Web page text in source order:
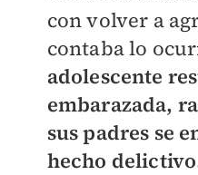
con volver a
contaba lo
adolescente
embarazada,
sus padres se
hecho